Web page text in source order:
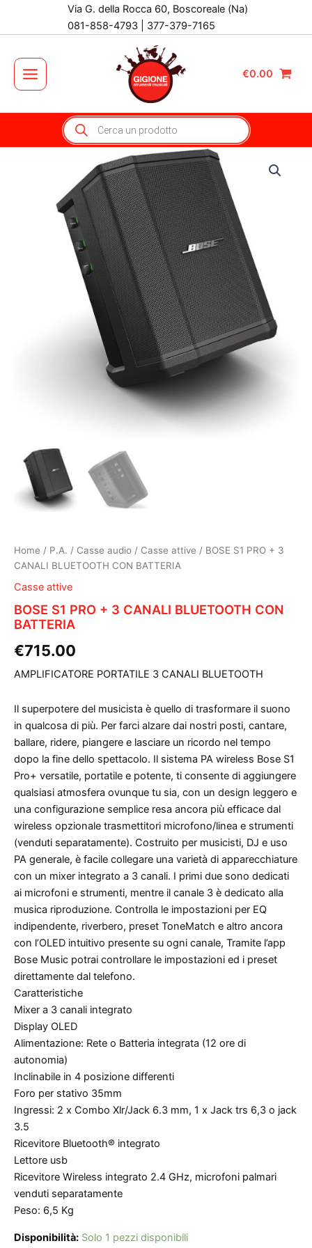
Via G. della Rocca 60, Boscoreale (Na)
081-858-4793 | 377-379-7165
Main
Menu
€0.00
Products
search
Home / P.A. / Casse audio / Casse attive / BOSE S1 PRO + 3
CANALI BLUETOOTH CON BATTERIA
Casse attive
BOSE S1 PRO + 3 CANALI BLUETOOTH CON
BATTERIA
€715.00
AMPLIFICATORE PORTATILE 3 CANALI BLUETOOTH
Il superpotere del musicista è quello di trasformare il suono
in qualcosa di più. Per farci alzare dai nostri posti, cantare,
ballare, ridere, piangere e lasciare un ricordo nel tempo
dopo la fine dello spettacolo. Il sistema PA wireless Bose S1
Pro+ versatile, portatile e potente, ti consente di aggiungere
qualsiasi atmosfera ovunque tu sia, con un design leggero e
una configurazione semplice resa ancora più efficace dal
wireless opzionale trasmettitori microfono/linea e strumenti
(venduti separatamente). Costruito per musicisti, DJ e uso
PA generale, è facile collegare una varietà di apparecchiature
con un mixer integrato a 3 canali. I primi due sono dedicati
ai microfoni e strumenti, mentre il canale 3 è dedicato alla
musica riproduzione. Controlla le impostazioni per EQ
indipendente, riverbero, preset ToneMatch e altro ancora
con l’OLED intuitivo presente su ogni canale, Tramite l’app
Bose Music potrai controllare le impostazioni ed i preset
direttamente dal telefono.
Caratteristiche
Mixer a 3 canali integrato
Display OLED
Alimentazione: Rete o Batteria integrata (12 ore di
autonomia)
Inclinabile in 4 posizione differenti
Foro per stativo 35mm
Ingressi: 2 x Combo Xlr/Jack 6.3 mm, 1 x Jack trs 6,3 o jack
3.5
Ricevitore Bluetooth® integrato
Lettore usb
Ricevitore Wireless integrato 2.4 GHz, microfoni palmari
venduti separatamente
Peso: 6,5 Kg
Disponibilità: Solo 1 pezzi disponibili